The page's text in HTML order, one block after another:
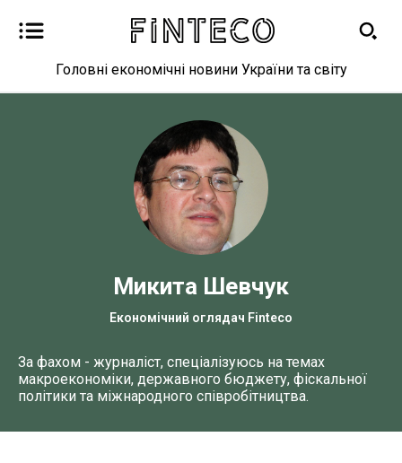
Валютний ринок
Криптовалюта
Публікації
Валютний ринок
Криптовалюта
Публікації
Головні економічні новини України та світу
Микита Шевчук
Економічний оглядач Finteco
За фахом - журналіст, спеціалізуюсь на темах
макроекономіки, державного бюджету, фіскальної
політики та міжнародного співробітництва.